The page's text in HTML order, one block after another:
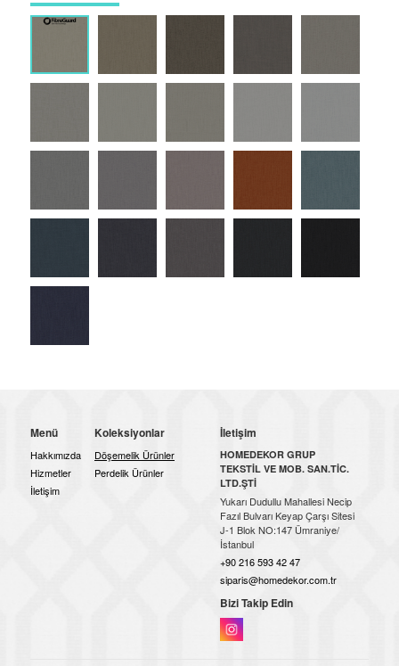
Menü
Hakkımızda
Hizmetler
İletişim
Koleksiyonlar
Döşemelik Ürünler
Perdelik Ürünler
İletişim
HOMEDEKOR GRUP
TEKSTİL VE MOB. SAN.TİC.
LTD.ŞTİ
Yukarı Dudullu Mahallesi Necip
Fazıl Bulvarı Keyap Çarşı Sitesi
J-1 Blok NO:147 Ümraniye/
İstanbul
+90 216 593 42 47
siparis@homedekor.com.tr
Bizi Takip Edin